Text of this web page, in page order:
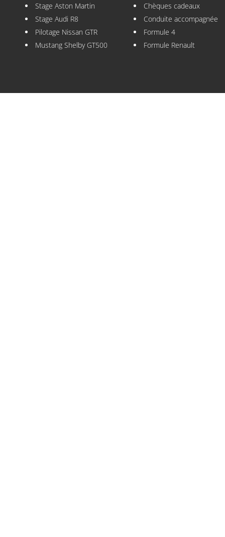
Stage Aston Martin
Stage Audi R8
Pilotage Nissan GTR
Mustang Shelby GT500
Chèques cadeaux
Conduite accompagnée
Formule 4
Formule Renault